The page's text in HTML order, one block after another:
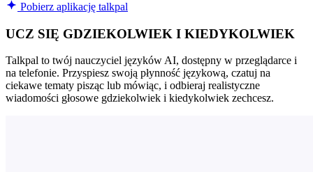
Pobierz aplikację talkpal
UCZ SIĘ GDZIEKOLWIEK I KIEDYKOLWIEK
Talkpal to twój nauczyciel języków AI, dostępny w przeglądarce i
na telefonie. Przyspiesz swoją płynność językową, czatuj na
ciekawe tematy pisząc lub mówiąc, i odbieraj realistyczne
wiadomości głosowe gdziekolwiek i kiedykolwiek zechcesz.